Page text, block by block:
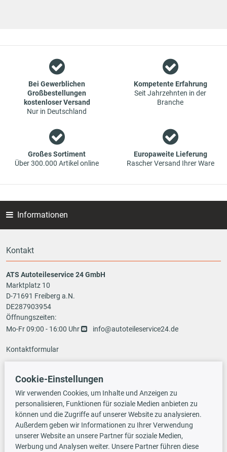
Einzelhandels für Fahrzeug-Ersatzteile. Die Konzentration
liegt bei Verschleißteilen - wir bieten Original-Ersatzteile und
Marken-Ersatzteile von Erstausrüstern zu absoluten Top-
Konditionen an. Dies bedeutet aber auch, dass wenn Sie mal
das gewünschte Ersatzteil in unseren online-Angeboten
nicht finden, Sie uns gerne kontaktieren können. Sie können
garantiert günstigen Preisen.
Bei Gewerblichen
Großbestellungen
kostenloser Versand
Nur in Deutschland
Kompetente Erfahrung
Seit Jahrzehnten in der
Branche
Großes Sortiment
Über 300.000 Artikel online
Europaweite Lieferung
Rascher Versand Ihrer Ware
Informationen
Kontakt
ATS Autoteileservice 24 GmbH
Marktplatz 10
D-71691 Freiberg a.N.
DE287903954
Öffnungszeiten:
Mo-Fr 09:00 - 16:00 Uhr
info@autoteileservice24.de
Kontaktformular
Zahlungsarten
Vorauskasse
Cookie-Einstellungen
Wir verwenden Cookies, um Inhalte und Anzeigen zu
personalisieren, Funktionen für soziale Medien anbieten zu
können und die Zugriffe auf unserer Website zu analysieren.
Außerdem geben wir Informationen zu Ihrer Verwendung
unserer Website an unsere Partner für soziale Medien,
Werbung und Analysen weiter. Unsere Partner führen diese